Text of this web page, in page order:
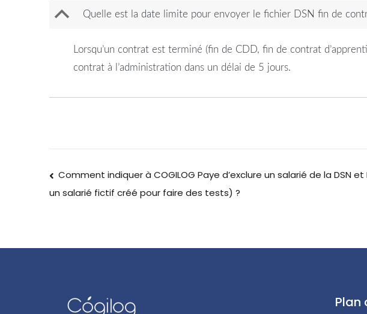
B Quelle est la date limite pour envoyer le fichier DSN fin de
Lorsqu’un contrat est terminé (fin de CDD, fin de contrat
contrat à l’administration dans un délai de 5 jours.
Comment indiquer à COGILOG Paye d’exclure un salarié de la DSN
un salarié fictif créé pour faire des tests) ?
Plan